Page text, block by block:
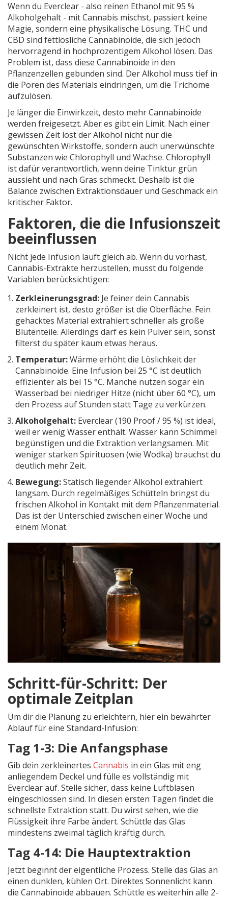
Wenn du Everclear - also reinen Ethanol mit 95 %
Alkoholgehalt - mit Cannabis mischst, passiert keine
Magie, sondern eine physikalische Lösung. THC und
CBD sind fettlösliche Cannabinoide, die sich jedoch
hervorragend in hochprozentigem Alkohol lösen. Das
Problem ist, dass diese Cannabinoide in den
Pflanzenzellen gebunden sind. Der Alkohol muss tief in
die Poren des Materials eindringen, um die Trichome
aufzulösen.
Je länger die Einwirkzeit, desto mehr Cannabinoide
werden freigesetzt. Aber es gibt ein Limit. Nach einer
gewissen Zeit löst der Alkohol nicht nur die
gewünschten Wirkstoffe, sondern auch unerwünschte
Substanzen wie Chlorophyll und Wachse. Chlorophyll
ist dafür verantwortlich, wenn deine Tinktur grün
aussieht und nach Gras schmeckt. Deshalb ist die
Balance zwischen Extraktionsdauer und Geschmack ein
kritischer Faktor.
Faktoren, die die Infusionszeit
beeinflussen
Nicht jede Infusion läuft gleich ab. Wenn du vorhast,
Cannabis-Extrakte herzustellen, musst du folgende
Variablen berücksichtigen:
Zerkleinerungsgrad: Je feiner dein Cannabis
zerkleinert ist, desto größer ist die Oberfläche. Fein
gehacktes Material extrahiert schneller als große
Blütenteile. Allerdings darf es kein Pulver sein, sonst
filterst du später kaum etwas heraus.
Temperatur:Wärme erhöht die Löslichkeit der
Cannabinoide. Eine Infusion bei 25 °C ist deutlich
effizienter als bei 15 °C. Manche nutzen sogar ein
Wasserbad bei niedriger Hitze (nicht über 60 °C), um
den Prozess auf Stunden statt Tage zu verkürzen.
Alkoholgehalt: Everclear (190 Proof / 95 %) ist ideal,
weil er wenig Wasser enthält. Wasser kann Schimmel
begünstigen und die Extraktion verlangsamen. Mit
weniger starken Spirituosen (wie Wodka) brauchst du
deutlich mehr Zeit.
Bewegung:Statisch liegender Alkohol extrahiert
langsam. Durch regelmäßiges Schütteln bringst du
frischen Alkohol in Kontakt mit dem Pflanzenmaterial.
Das ist der Unterschied zwischen einer Woche und
einem Monat.
Schritt-für-Schritt: Der
optimale Zeitplan
Um dir die Planung zu erleichtern, hier ein bewährter
Ablauf für eine Standard-Infusion:
Tag 1-3: Die Anfangsphase
Gib dein zerkleinertes Cannabis in ein Glas mit eng
anliegendem Deckel und fülle es vollständig mit
Everclear auf. Stelle sicher, dass keine Luftblasen
eingeschlossen sind. In diesen ersten Tagen findet die
schnellste Extraktion statt. Du wirst sehen, wie die
Flüssigkeit ihre Farbe ändert. Schüttle das Glas
mindestens zweimal täglich kräftig durch.
Tag 4-14: Die Hauptextraktion
Jetzt beginnt der eigentliche Prozess. Stelle das Glas an
einen dunklen, kühlen Ort. Direktes Sonnenlicht kann
die Cannabinoide abbauen. Schüttle es weiterhin alle 2-